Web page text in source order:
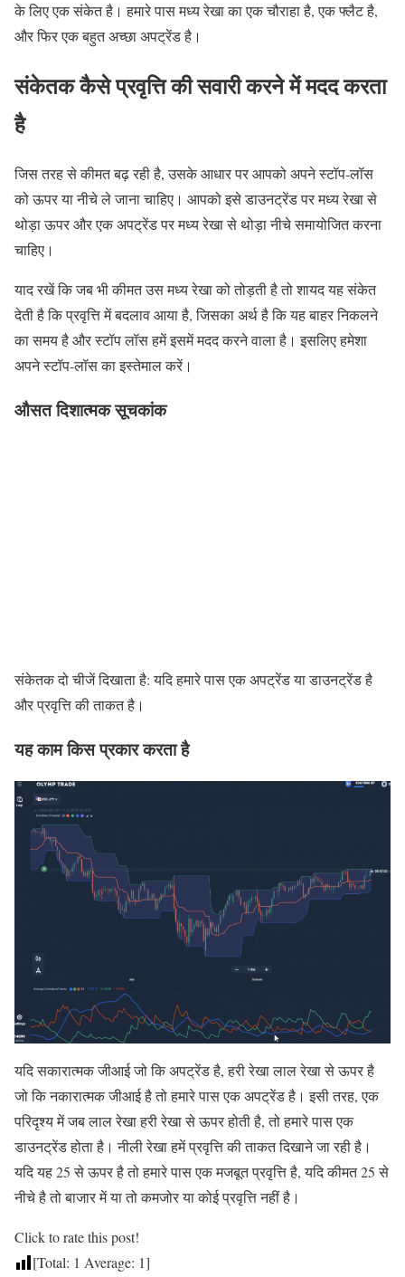
के लिए एक संकेत है। हमारे पास मध्य रेखा का एक चौराहा है, एक फ्लैट है,
और फिर एक बहुत अच्छा अपट्रेंड है।
संकेतक कैसे प्रवृत्ति की सवारी करने में मदद करता
है
जिस तरह से कीमत बढ़ रही है, उसके आधार पर आपको अपने स्टॉप-लॉस
को ऊपर या नीचे ले जाना चाहिए। आपको इसे डाउनट्रेंड पर मध्य रेखा से
थोड़ा ऊपर और एक अपट्रेंड पर मध्य रेखा से थोड़ा नीचे समायोजित करना
चाहिए।
याद रखें कि जब भी कीमत उस मध्य रेखा को तोड़ती है तो शायद यह संकेत
देती है कि प्रवृत्ति में बदलाव आया है, जिसका अर्थ है कि यह बाहर निकलने
का समय है और स्टॉप लॉस हमें इसमें मदद करने वाला है। इसलिए हमेशा
अपने स्टॉप-लॉस का इस्तेमाल करें।
औसत दिशात्मक सूचकांक
संकेतक दो चीजें दिखाता है: यदि हमारे पास एक अपट्रेंड या डाउनट्रेंड है
और प्रवृत्ति की ताकत है।
यह काम किस प्रकार करता है
यदि सकारात्मक जीआई जो कि अपट्रेंड है, हरी रेखा लाल रेखा से ऊपर है
जो कि नकारात्मक जीआई है तो हमारे पास एक अपट्रेंड है। इसी तरह, एक
परिदृश्य में जब लाल रेखा हरी रेखा से ऊपर होती है, तो हमारे पास एक
डाउनट्रेंड होता है। नीली रेखा हमें प्रवृत्ति की ताकत दिखाने जा रही है।
यदि यह 25 से ऊपर है तो हमारे पास एक मजबूत प्रवृत्ति है, यदि कीमत 25 से
नीचे है तो बाजार में या तो कमजोर या कोई प्रवृत्ति नहीं है।
Click to rate this post!
[Total: 1 Average: 1]